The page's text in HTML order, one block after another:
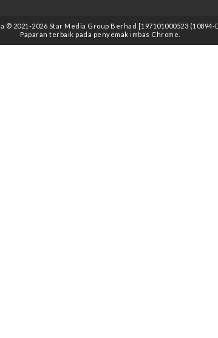
© 2021 -2026 Star Media Group Berhad [197101000523 (10894-
Paparan terbaik pada penyemak imbas Chrome.